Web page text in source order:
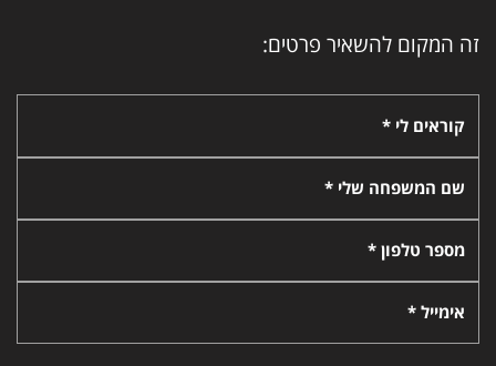
זה המקום להשאיר פרטים:
קוראים לי *
שם המשפחה שלי *
מספר טלפון *
אימייל *